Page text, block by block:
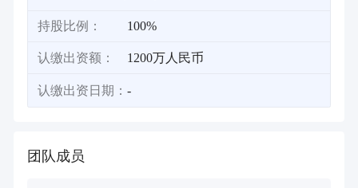
持股比例： 100%
认缴出资额： 1200万人民币
认缴出资日期： -
团队成员